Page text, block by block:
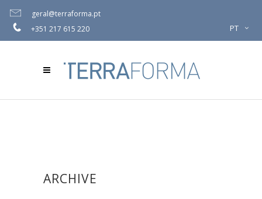
geral@terraforma.pt
+351 217 615 220
PT
ARCHIVE